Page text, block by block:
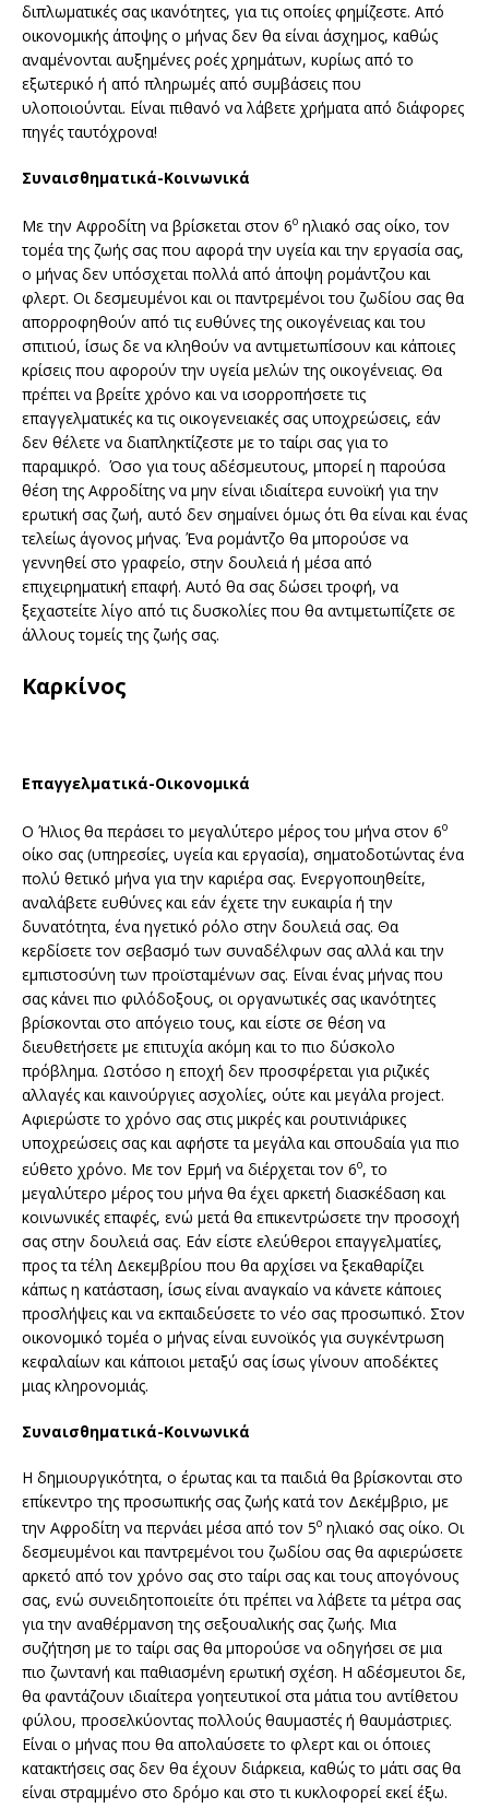
διπλωματικές σας ικανότητες, για τις οποίες φημίζεστε. Από
οικονομικής άποψης ο μήνας δεν θα είναι άσχημος, καθώς
αναμένονται αυξημένες ροές χρημάτων, κυρίως από το
εξωτερικό ή από πληρωμές από συμβάσεις που
υλοποιούνται. Είναι πιθανό να λάβετε χρήματα από διάφορες
πηγές ταυτόχρονα!
Συναισθηματικά-Κοινωνικά
Με την Αφροδίτη να βρίσκεται στον 6ο ηλιακό σας οίκο, τον
τομέα της ζωής σας που αφορά την υγεία και την εργασία σας,
ο μήνας δεν υπόσχεται πολλά από άποψη ρομάντζου και
φλερτ. Οι δεσμευμένοι και οι παντρεμένοι του ζωδίου σας θα
απορροφηθούν από τις ευθύνες της οικογένειας και του
σπιτιού, ίσως δε να κληθούν να αντιμετωπίσουν και κάποιες
κρίσεις που αφορούν την υγεία μελών της οικογένειας. Θα
πρέπει να βρείτε χρόνο και να ισορροπήσετε τις
επαγγελματικές κα τις οικογενειακές σας υποχρεώσεις, εάν
δεν θέλετε να διαπληκτίζεστε με το ταίρι σας για το
παραμικρό. Όσο για τους αδέσμευτους, μπορεί η παρούσα
θέση της Αφροδίτης να μην είναι ιδιαίτερα ευνοϊκή για την
ερωτική σας ζωή, αυτό δεν σημαίνει όμως ότι θα είναι και ένας
τελείως άγονος μήνας. Ένα ρομάντζο θα μπορούσε να
γεννηθεί στο γραφείο, στην δουλειά ή μέσα από
επιχειρηματική επαφή. Αυτό θα σας δώσει τροφή, να
ξεχαστείτε λίγο από τις δυσκολίες που θα αντιμετωπίζετε σε
άλλους τομείς της ζωής σας.
Καρκίνος
Επαγγελματικά-Οικονομικά
Ο Ήλιος θα περάσει το μεγαλύτερο μέρος του μήνα στον 6ο
οίκο σας (υπηρεσίες, υγεία και εργασία), σηματοδοτώντας ένα
πολύ θετικό μήνα για την καριέρα σας. Ενεργοποιηθείτε,
αναλάβετε ευθύνες και εάν έχετε την ευκαιρία ή την
δυνατότητα, ένα ηγετικό ρόλο στην δουλειά σας. Θα
κερδίσετε τον σεβασμό των συναδέλφων σας αλλά και την
εμπιστοσύνη των προϊσταμένων σας. Είναι ένας μήνας που
σας κάνει πιο φιλόδοξους, οι οργανωτικές σας ικανότητες
βρίσκονται στο απόγειο τους, και είστε σε θέση να
διευθετήσετε με επιτυχία ακόμη και το πιο δύσκολο
πρόβλημα. Ωστόσο η εποχή δεν προσφέρεται για ριζικές
αλλαγές και καινούργιες ασχολίες, ούτε και μεγάλα project.
Αφιερώστε το χρόνο σας στις μικρές και ρουτινιάρικες
υποχρεώσεις σας και αφήστε τα μεγάλα και σπουδαία για πιο
εύθετο χρόνο. Με τον Ερμή να διέρχεται τον 6ο, το
μεγαλύτερο μέρος του μήνα θα έχει αρκετή διασκέδαση και
κοινωνικές επαφές, ενώ μετά θα επικεντρώσετε την προσοχή
σας στην δουλειά σας. Εάν είστε ελεύθεροι επαγγελματίες,
προς τα τέλη Δεκεμβρίου που θα αρχίσει να ξεκαθαρίζει
κάπως η κατάσταση, ίσως είναι αναγκαίο να κάνετε κάποιες
προσλήψεις και να εκπαιδεύσετε το νέο σας προσωπικό. Στον
οικονομικό τομέα ο μήνας είναι ευνοϊκός για συγκέντρωση
κεφαλαίων και κάποιοι μεταξύ σας ίσως γίνουν αποδέκτες
μιας κληρονομιάς.
Συναισθηματικά-Κοινωνικά
Η δημιουργικότητα, ο έρωτας και τα παιδιά θα βρίσκονται στο
επίκεντρο της προσωπικής σας ζωής κατά τον Δεκέμβριο, με
την Αφροδίτη να περνάει μέσα από τον 5ο ηλιακό σας οίκο. Οι
δεσμευμένοι και παντρεμένοι του ζωδίου σας θα αφιερώσετε
αρκετό από τον χρόνο σας στο ταίρι σας και τους απογόνους
σας, ενώ συνειδητοποιείτε ότι πρέπει να λάβετε τα μέτρα σας
για την αναθέρμανση της σεξουαλικής σας ζωής. Μια
συζήτηση με το ταίρι σας θα μπορούσε να οδηγήσει σε μια
πιο ζωντανή και παθιασμένη ερωτική σχέση. Η αδέσμευτοι δε,
θα φαντάζουν ιδιαίτερα γοητευτικοί στα μάτια του αντίθετου
φύλου, προσελκύοντας πολλούς θαυμαστές ή θαυμάστριες.
Είναι ο μήνας που θα απολαύσετε το φλερτ και οι όποιες
κατακτήσεις σας δεν θα έχουν διάρκεια, καθώς το μάτι σας θα
είναι στραμμένο στο δρόμο και στο τι κυκλοφορεί εκεί έξω.